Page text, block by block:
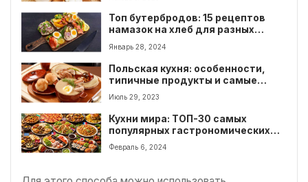
молочных продуктов
Топ бутербродов: 15 рецептов
намазок на хлеб для разных
событий
Январь 28, 2024
Польская кухня: особенности,
типичные продукты и самые
популярные блюда польской
Июль 29, 2023
Кухни мира: ТОП-30 самых
популярных гастрономических
традиций
Февраль 6, 2024